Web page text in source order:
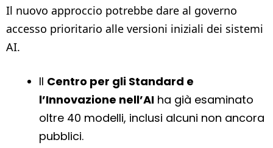
Il nuovo approccio potrebbe dare al governo
accesso prioritario alle versioni iniziali dei sistemi
AI.
Il Centro per gli Standard e
l’Innovazione nell’AI ha già esaminato
oltre 40 modelli, inclusi alcuni non ancora
pubblici.